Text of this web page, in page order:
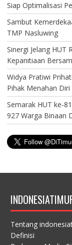
Siap Optimalisasi
Sambut
TMP Nasluwing
Sinergi Jelang HUT
Kepanitiaan
Widya Pratiwi
Pihak Menahan
Semarak HUT ke-
927 Warga Binaan
Tentang
Definisi